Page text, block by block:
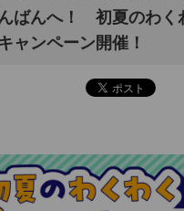
ばんへ！ 初夏のわく
ャンペーン開催！